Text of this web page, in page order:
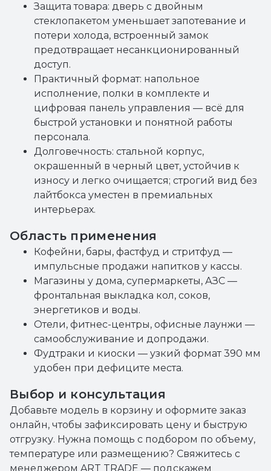
Защита товара: дверь с двойным
стеклопакетом уменьшает запотевание и
потери холода, встроенный замок
предотвращает несанкционированный
доступ.
Практичный формат: напольное
исполнение, полки в комплекте и
цифровая панель управления — всё для
быстрой установки и понятной работы
персонала.
Долговечность: стальной корпус,
окрашенный в черный цвет, устойчив к
износу и легко очищается; строгий вид без
лайтбокса уместен в премиальных
интерьерах.
Область применения
Кофейни, бары, фастфуд и стритфуд —
импульсные продажи напитков у кассы.
Магазины у дома, супермаркеты, АЗС —
фронтальная выкладка кол, соков,
энергетиков и воды.
Отели, фитнес-центры, офисные лаунжи —
самообслуживание и допродажи.
Фудтраки и киоски — узкий формат 390 мм
удобен при дефиците места.
Выбор и консультация
Добавьте модель в корзину и оформите заказ
онлайн, чтобы зафиксировать цену и быструю
отгрузку. Нужна помощь с подбором по объему,
температуре или размещению? Свяжитесь с
менеджером ART TRADE — подскажем